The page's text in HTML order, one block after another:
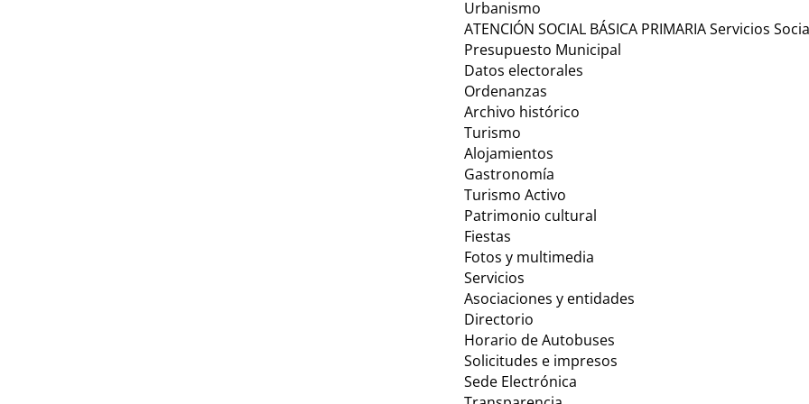
Urbanismo
ATENCIÓN SOCIAL BÁSICA PRIMARIA Servicios
Presupuesto Municipal
Datos electorales
Ordenanzas
Archivo histórico
Turismo
Alojamientos
Gastronomía
Turismo Activo
Patrimonio cultural
Fiestas
Fotos y multimedia
Servicios
Asociaciones y entidades
Directorio
Horario de Autobuses
Solicitudes e impresos
Sede Electrónica